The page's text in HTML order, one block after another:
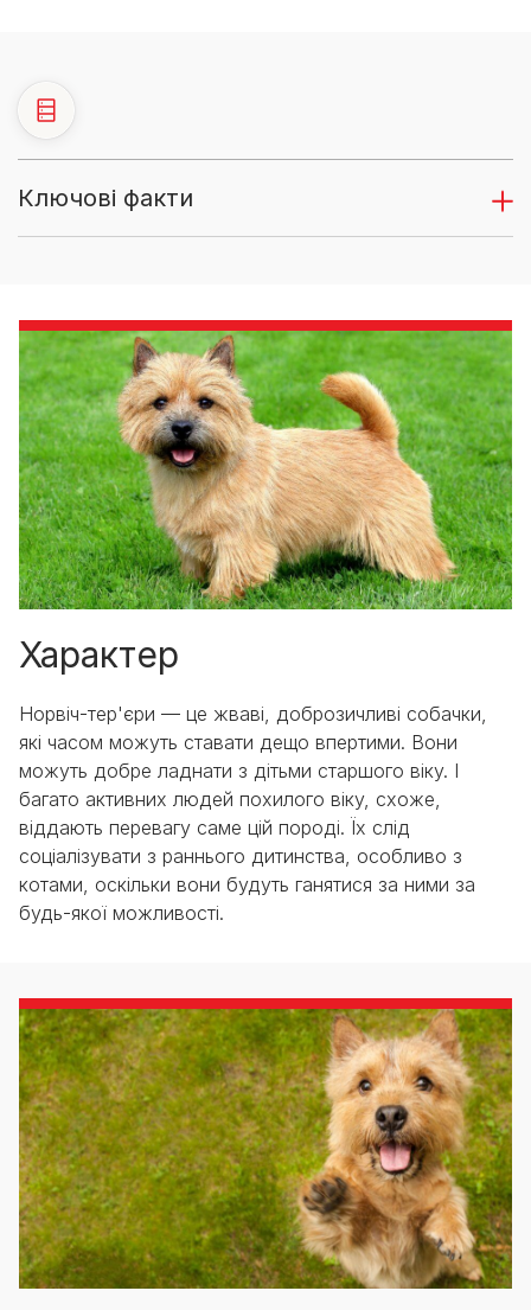
Ключові факти
Характер
Норвіч-тер'єри — це жваві, доброзичливі собачки,
які часом можуть ставати дещо впертими. Вони
можуть добре ладнати з дітьми старшого віку. І
багато активних людей похилого віку, схоже,
віддають перевагу саме цій породі. Їх слід
соціалізувати з раннього дитинства, особливо з
котами, оскільки вони будуть ганятися за ними за
будь-якої можливості.